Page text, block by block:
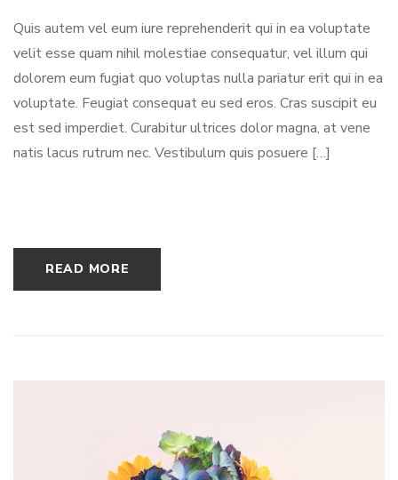
Quis autem vel eum iure reprehenderit qui in ea voluptate
velit esse quam nihil molestiae consequatur, vel illum qui
dolorem eum fugiat quo voluptas nulla pariatur erit qui in ea
voluptate. Feugiat consequat eu sed eros. Cras suscipit eu
est sed imperdiet. Curabitur ultrices dolor magna, at vene
natis lacus rutrum nec. Vestibulum quis posuere […]
READ MORE